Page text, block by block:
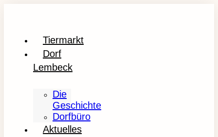
Tiermarkt
Dorf
Lembeck
Die
Geschichte
Dorfbüro
Aktuelles